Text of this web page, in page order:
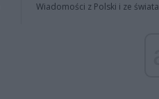
Wiadomości z Polski i ze świata